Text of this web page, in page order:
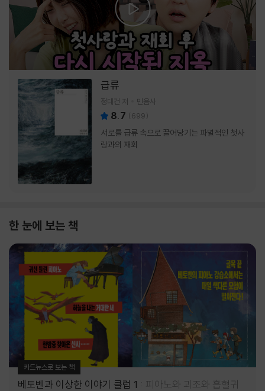
급류
정대건 저 민음사
8.7 (699)
서로를 급류 속으로 끌어당기는 파멸적인 첫사
랑과의 재회
한 눈에 보는 책
카드뉴스로 보는 책
베토벤과 이상한 이야기 클럽 1 피아노와 괴조와 흡혈귀